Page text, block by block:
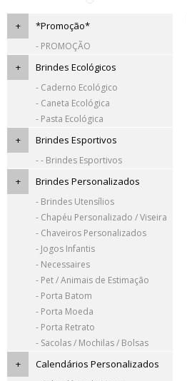
+ *Promoção*
- PROMOÇÃO
+ Brindes Ecológicos
- Caderno Ecológico
- Caneta Ecológica
- Pasta Ecológica
+ Brindes Esportivos
- - Brindes Esportivos
+ Brindes Personalizados
- Brindes Utensílios
- Chapéu Personalizado / Viseira
- Chaveiros Personalizados
- Jogos Infantis
- Necessaires
- Pet / Animais de Estimação
- Porta Batom
- Porta Moeda
- Porta Retrato
- Sacolas / Mochilas / Bolsas
+ Calendários Personalizados